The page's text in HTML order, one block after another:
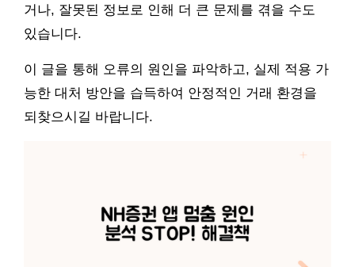
거나, 잘못된 정보로 인해 더 큰 문제를 겪을 수도
있습니다.
이 글을 통해 오류의 원인을 파악하고, 실제 적용 가
능한 대처 방안을 습득하여 안정적인 거래 환경을
되찾으시길 바랍니다.